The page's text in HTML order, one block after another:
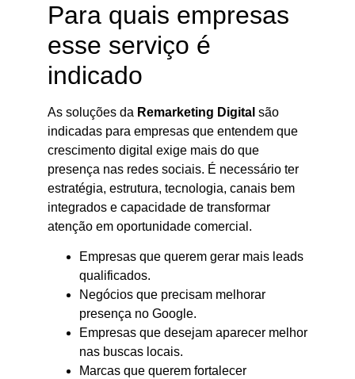
Para quais empresas
esse serviço é
indicado
As soluções da Remarketing Digital são
indicadas para empresas que entendem que
crescimento digital exige mais do que
presença nas redes sociais. É necessário ter
estratégia, estrutura, tecnologia, canais bem
integrados e capacidade de transformar
atenção em oportunidade comercial.
Empresas que querem gerar mais leads
qualificados.
Negócios que precisam melhorar
presença no Google.
Empresas que desejam aparecer melhor
nas buscas locais.
Marcas que querem fortalecer